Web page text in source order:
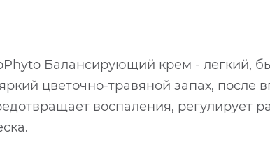
Балансирующий крем - легкий,
цветочно-травяной запах, после
воспаления, регулирует